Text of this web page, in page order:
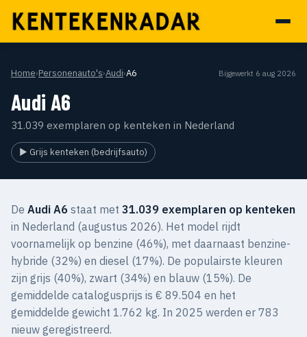
Home›Personenauto's›Audi›A6 Bijgewerkt 6 aug 2026
Audi A6
31.039 exemplaren op kenteken in Nederland
▶ Grijs kenteken (bedrijfsauto)
De Audi A6 staat met 31.039 exemplaren op kenteken
in Nederland (augustus 2026). Het model rijdt
voornamelijk op benzine (46%), met daarnaast benzine-
hybride (32%) en diesel (17%). De populairste kleuren
zijn grijs (40%), zwart (34%) en blauw (15%). De
gemiddelde catalogusprijs is € 89.504 en het
gemiddelde gewicht 1.762 kg. In 2025 werden er 783
nieuw geregistreerd.